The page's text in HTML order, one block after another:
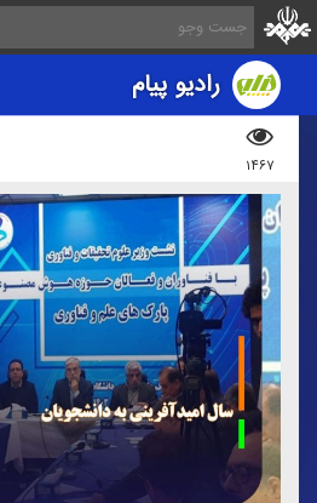
رادیو پیام
۱۴۶۷